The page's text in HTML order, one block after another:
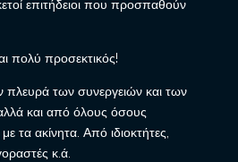
επιτήδειοι που προσπαθούν
πολύ προσεκτικός!
πλευρά των συνεργειών και των
και από όλους όσους
τα ακίνητα. Από ιδιοκτήτες,
κ.ά.